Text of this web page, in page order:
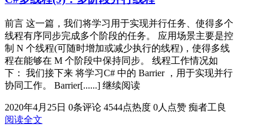
前言 这一篇，我们将学习用于实现并行任务、使得多个
线程有序同步完成多个阶段的任务。 应用场景主要是控
制 N 个线程(可随时增加或减少执行的线程)，使得多线
程在能够在 M 个阶段中保持同步。 线程工作情况如
下： 我们接下来 将学习C# 中的 Barrier ，用于实现并行
协同工作。 Barrier[......] 继续阅读
2020年4月25日 0条评论 4544点热度 0人点赞 痴者工良
阅读全文